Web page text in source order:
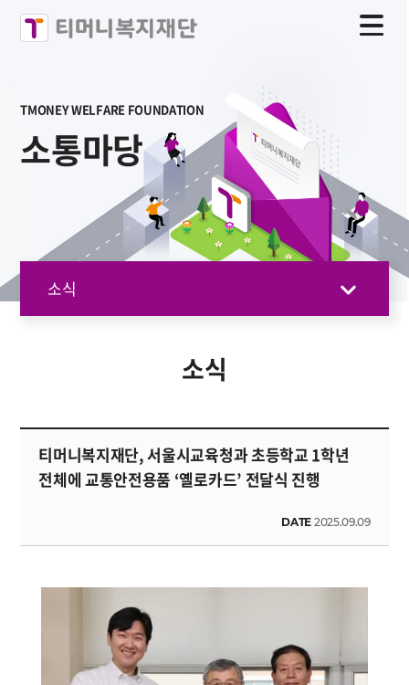
TMONEY WELFARE FOUNDATION
소통마당
소식
소식
티머니복지재단, 서울시교육청과 초등학교 1학년
전체에 교통안전용품 ‘옐로카드’ 전달식 진행
DATE 2025.09.09